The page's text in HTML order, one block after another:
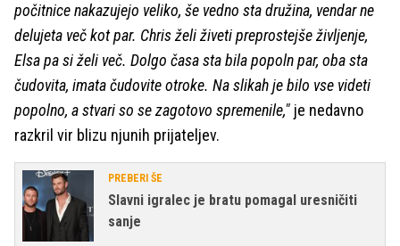
počitnice nakazujejo veliko, še vedno sta družina, vendar ne
delujeta več kot par. Chris želi živeti preprostejše življenje,
Elsa pa si želi več. Dolgo časa sta bila popoln par, oba sta
čudovita, imata čudovite otroke. Na slikah je bilo vse videti
popolno, a stvari so se zagotovo spremenile," je nedavno
razkril vir blizu njunih prijateljev.
PREBERI ŠE
Slavni igralec je bratu pomagal uresničiti
sanje